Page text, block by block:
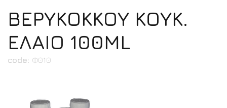
ΒΕΡΥΚΟΚΚΟΥ ΚΟΥΚ.
ΕΛΑΙΟ 100ML
code: Φ010